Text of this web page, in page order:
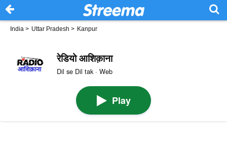
India > Uttar Pradesh > Kanpur
रेडियो आशिक़ाना
Dil se Dil tak · Web
Play